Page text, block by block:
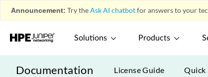
Announcement: Try theAsk AI chatbotfor answers to your
Solutions Products
Documentation License Guide Quick